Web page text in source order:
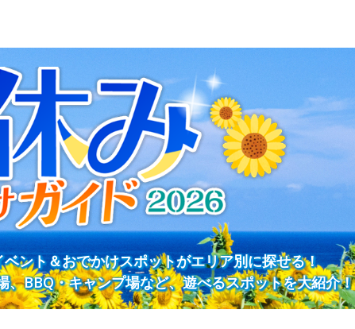
ント＆おでかけスポットがエリア別に探せる！
BBQ・キャンプ場など、遊べるスポットを大紹介！